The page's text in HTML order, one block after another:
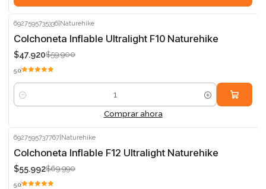
-20%
6927595735336 Naturehike
Colchoneta Inflable Ultralight F10 Naturehike
$47.920$59.900
5.0
Cantidad
Comprar ahora
-20%
Agotado
6927595737767 Naturehike
Colchoneta Inflable F12 Ultralight Naturehike
$55.992$69.990
5.0